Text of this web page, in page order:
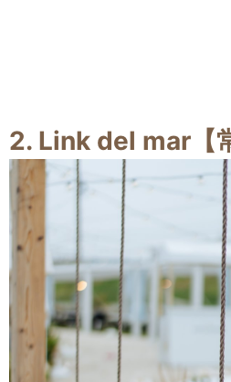
2. Link del mar【